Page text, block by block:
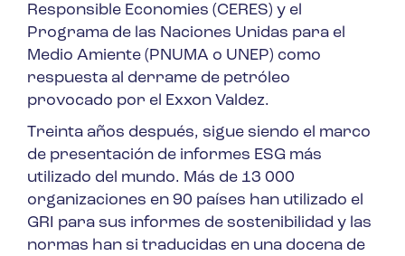
Responsible Economies (CERES) y el
Programa de las Naciones Unidas para el
Medio Amiente (PNUMA o UNEP) como
respuesta al derrame de petróleo
provocado por el Exxon Valdez.
Treinta años después, sigue siendo el marco
de presentación de informes ESG más
utilizado del mundo. Más de 13 000
organizaciones en 90 países han utilizado el
GRI para sus informes de sostenibilidad y las
normas han si traducidas en una docena de